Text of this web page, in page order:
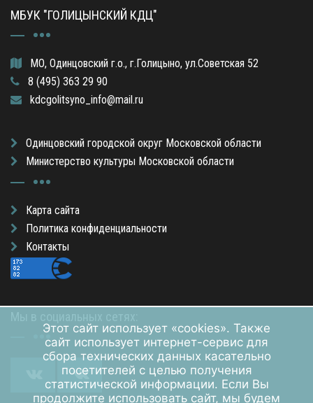
МБУК "ГОЛИЦЫНСКИЙ КДЦ"
МО, Одинцовский г.о., г.Голицыно, ул.Советская 52
8 (495) 363 29 90
kdcgolitsyno_info@mail.ru
Одинцовский городской округ Московской области
Министерство культуры Московской области
Карта сайта
Политика конфиденциальности
Контакты
Этот сайт использует «cookies». Также
сайт использует интернет-сервис для
сбора технических данных касательно
посетителей с целью получения
статистической информации. Если Вы
продолжите использовать сайт, мы будем